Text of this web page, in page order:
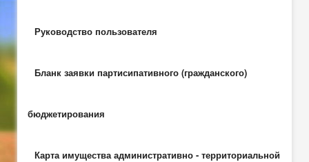
Руководство пользователя
Бланк заявки партисипативного (гражданского)
бюджетирования
Карта имущества административно - территориальной